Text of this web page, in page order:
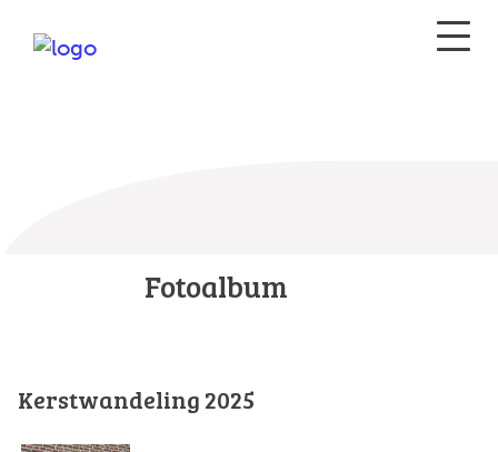
Fotoalbum
Kerstwandeling 2025